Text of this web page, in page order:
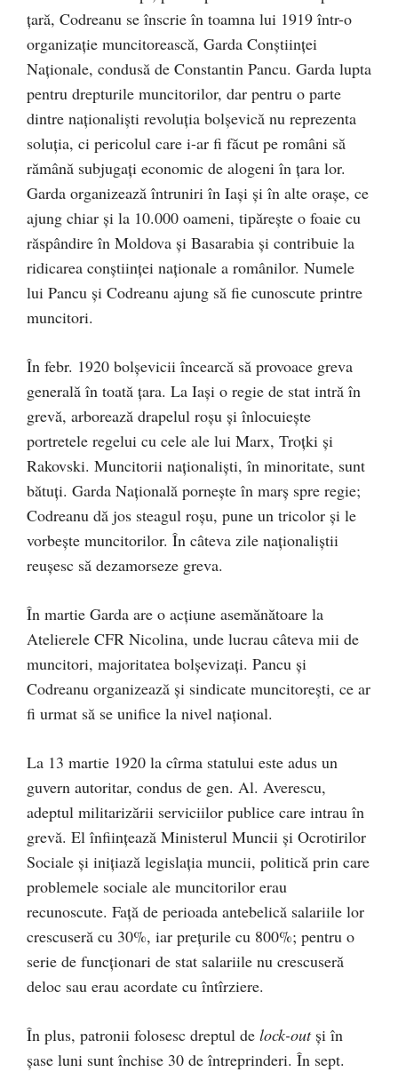
ţară, Codreanu se înscrie în toamna lui 1919 într-o
organizaţie muncitorească, Garda Conştiinţei
Naţionale, condusă de Constantin Pancu. Garda lupta
pentru drepturile muncitorilor, dar pentru o parte
dintre naţionalişti revoluţia bolşevică nu reprezenta
soluţia, ci pericolul care i-ar fi făcut pe români să
rămână subjugaţi economic de alogeni în ţara lor.
Garda organizează întruniri în Iaşi şi în alte oraşe, ce
ajung chiar şi la 10.000 oameni, tipăreşte o foaie cu
răspândire în Moldova şi Basarabia şi contribuie la
ridicarea conştiinţei naţionale a românilor. Numele
lui Pancu şi Codreanu ajung să fie cunoscute printre
muncitori.
În febr. 1920 bolşevicii încearcă să provoace greva
generală în toată ţara. La Iaşi o regie de stat intră în
grevă, arborează drapelul roşu şi înlocuieşte
portretele regelui cu cele ale lui Marx, Troţki şi
Rakovski. Muncitorii naţionalişti, în minoritate, sunt
bătuţi. Garda Naţională porneşte în marş spre regie;
Codreanu dă jos steagul roşu, pune un tricolor şi le
vorbeşte muncitorilor. În câteva zile naţionaliştii
reuşesc să dezamorseze greva.
În martie Garda are o acţiune asemănătoare la
Atelierele CFR Nicolina, unde lucrau câteva mii de
muncitori, majoritatea bolşevizaţi. Pancu şi
Codreanu organizează şi sindicate muncitoreşti, ce ar
fi urmat să se unifice la nivel naţional.
La 13 martie 1920 la cîrma statului este adus un
guvern autoritar, condus de gen. Al. Averescu,
adeptul militarizării serviciilor publice care intrau în
grevă. El înfiinţează Ministerul Muncii şi Ocrotirilor
Sociale şi iniţiază legislaţia muncii, politică prin care
problemele sociale ale muncitorilor erau
recunoscute. Faţă de perioada antebelică salariile lor
crescuseră cu 30%, iar preţurile cu 800%; pentru o
serie de funcţionari de stat salariile nu crescuseră
deloc sau erau acordate cu întîrziere.
În plus, patronii folosesc dreptul de lock-out şi în
şase luni sunt închise 30 de întreprinderi. În sept.